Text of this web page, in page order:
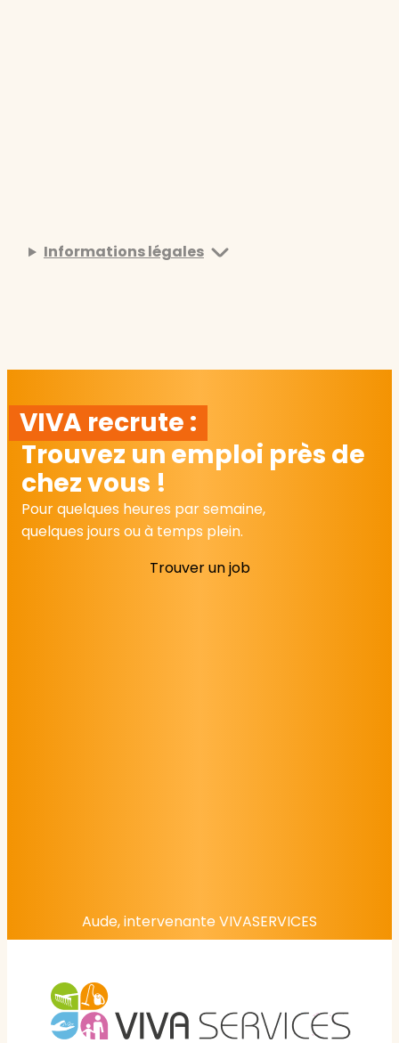
Informations légales
VIVA recrute :
Trouvez un emploi près de
chez vous !
Pour quelques heures par semaine,
quelques jours ou à temps plein.
Trouver un job
Aude, intervenante VIVASERVICES